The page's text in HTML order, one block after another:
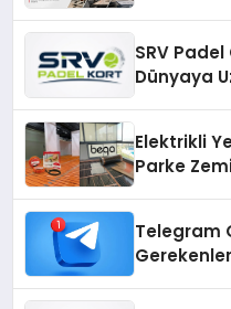
SRV
Dünyaya
Elektrikli
Parke
Telegram